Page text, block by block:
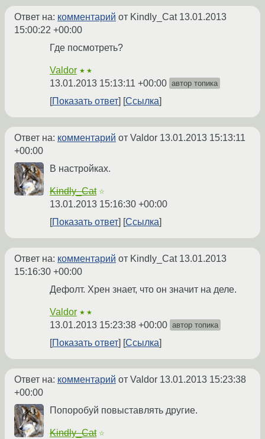
Ответ на: комментарий от Kindly_Cat 13.01.2013
15:00:22 +00:00
Где посмотреть?
Valdor ★★
13.01.2013 15:13:11 +00:00 автор топика
Показать ответ Ссылка
Ответ на: комментарий от Valdor 13.01.2013 15:13:11
+00:00
В настройках.
Kindly_Cat ☆
13.01.2013 15:16:30 +00:00
Показать ответ
Ссылка
Ответ на: комментарий от Kindly_Cat 13.01.2013
15:16:30 +00:00
Дефолт. Хрен знает, что он значит на деле.
Valdor ★★
13.01.2013 15:23:38 +00:00 автор топика
Показать ответ Ссылка
Ответ на: комментарий от Valdor 13.01.2013 15:23:38
+00:00
Попоробуй повыставлять другие.
Kindly_Cat ☆